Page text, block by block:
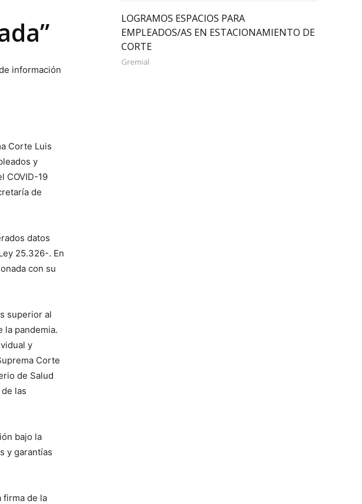
información
Corte Luis
y
COVID-19
de
datos
25.326-. En
con su
superior al
la pandemia.
y
Corte
de Salud
las
bajo la
y garantías
firma de la
LOGRAMOS ESPACIOS PARA
EMPLEADOS/AS EN ESTACIONAMIENTO DE
CORTE
Gremial